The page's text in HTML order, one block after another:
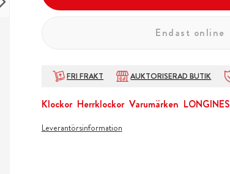
Endast online
FRI FRAKT AUKTORISERAD BUTIK
Klockor Herrklockor Varumärken LONGINES
Leverantörsinformation